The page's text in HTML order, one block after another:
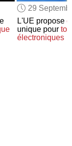
29
L'UE propose
unique pour
électroniques